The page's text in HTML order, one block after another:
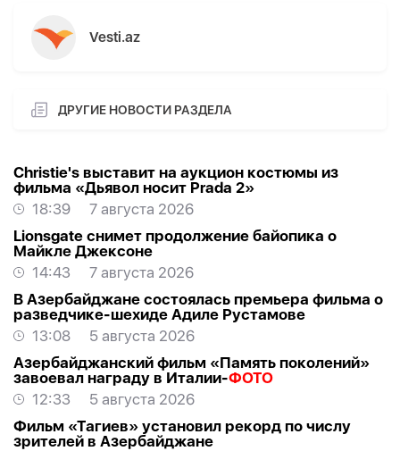
Vesti.az
ДРУГИЕ НОВОСТИ РАЗДЕЛА
Christie's выставит на аукцион костюмы из
фильма «Дьявол носит Prada 2»
18:39
7 августа 2026
Lionsgate снимет продолжение байопика о
Майкле Джексоне
14:43
7 августа 2026
В Азербайджане состоялась премьера фильма о
разведчике-шехиде Адиле Рустамове
13:08
5 августа 2026
Азербайджанский фильм «Память поколений»
завоевал награду в Италии-ФОТО
12:33
5 августа 2026
Фильм «Тагиев» установил рекорд по числу
зрителей в Азербайджане